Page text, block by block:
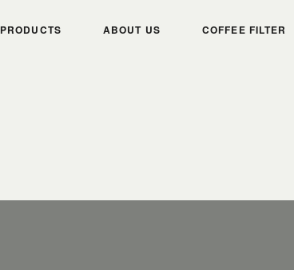
PRODUCTS ABOUT US COFFEE FILTER